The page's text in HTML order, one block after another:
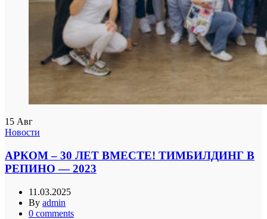
15 Авг
Новости
АРКОМ – 30 ЛЕТ ВМЕСТЕ! ТИМБИЛДИНГ В
РЕПИНО — 2023
11.03.2025
By admin
0 comments